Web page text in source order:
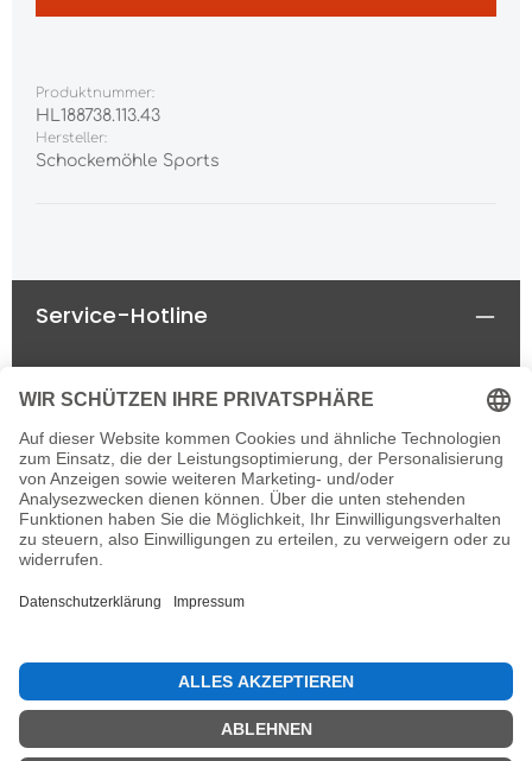
Produktnummer:
HL188738.113.43
Hersteller:
Schockemöhle Sports
Service-Hotline
Rechtliches
Informationen
Newsletter
Alle Preise inkl. gesetzl. Mehrwertsteuer zzgl.
Versandkostenund ggf. Nachnahmegebühren, wenn
nicht anders angegeben.